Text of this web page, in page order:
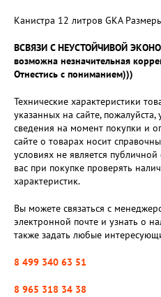
Канистра 12 литров GKA
ВСВЯЗИ С НЕУСТОЙЧИВОЙ
возможна незначительная
Отнестись с пониманием)))
Технические характеристики
указанных на сайте, пожалуйста,
сведения на момент покупки и
сайте о товарах носит
условиях не является
вас при покупке проверять
характеристик.
Вы можете связаться с
электронной почте и узнать о
также задать любые
8 499 340 63 51
8 965 318 34 38